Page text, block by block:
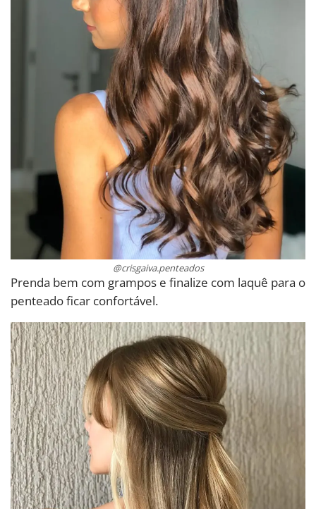
@crisgaiva.penteados
Prenda bem com grampos e finalize com laquê para o
penteado ficar confortável.